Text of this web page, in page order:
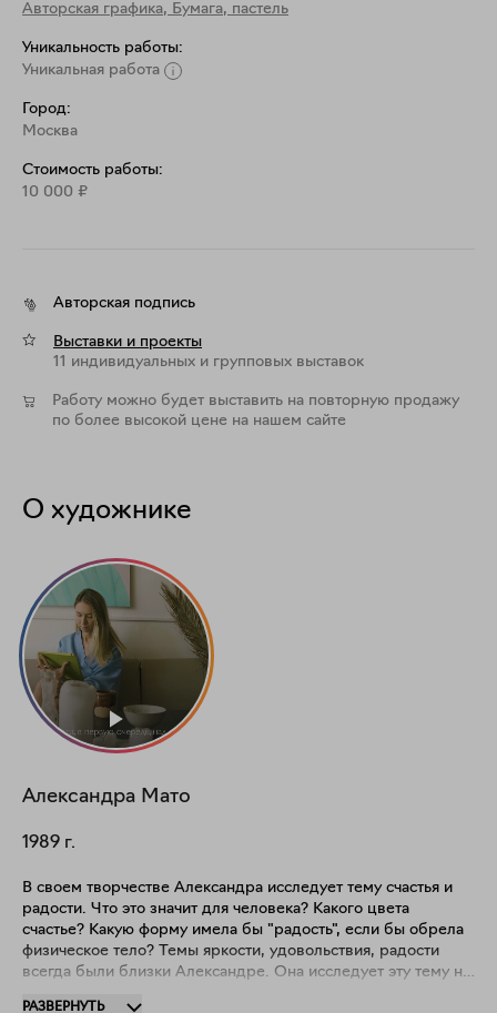
Авторская графика, Бумага, пастель
Уникальность работы:
Уникальная работа
Город:
Москва
Стоимость работы:
10 000 ₽
Авторская подпись
Выставки и проекты
11 индивидуальных и групповых выставок
Работу можно будет выставить на повторную продажу
по более высокой цене на нашем сайте
О художнике
Александра Мато
1989 г.
В своем творчестве Александра исследует тему счастья и
радости. Что это значит для человека? Какого цвета
счастье? Какую форму имела бы "радость", если бы обрела
физическое тело? Темы яркости, удовольствия, радости
всегда были близки Александре. Она исследует эту тему не
РАЗВЕРНУТЬ